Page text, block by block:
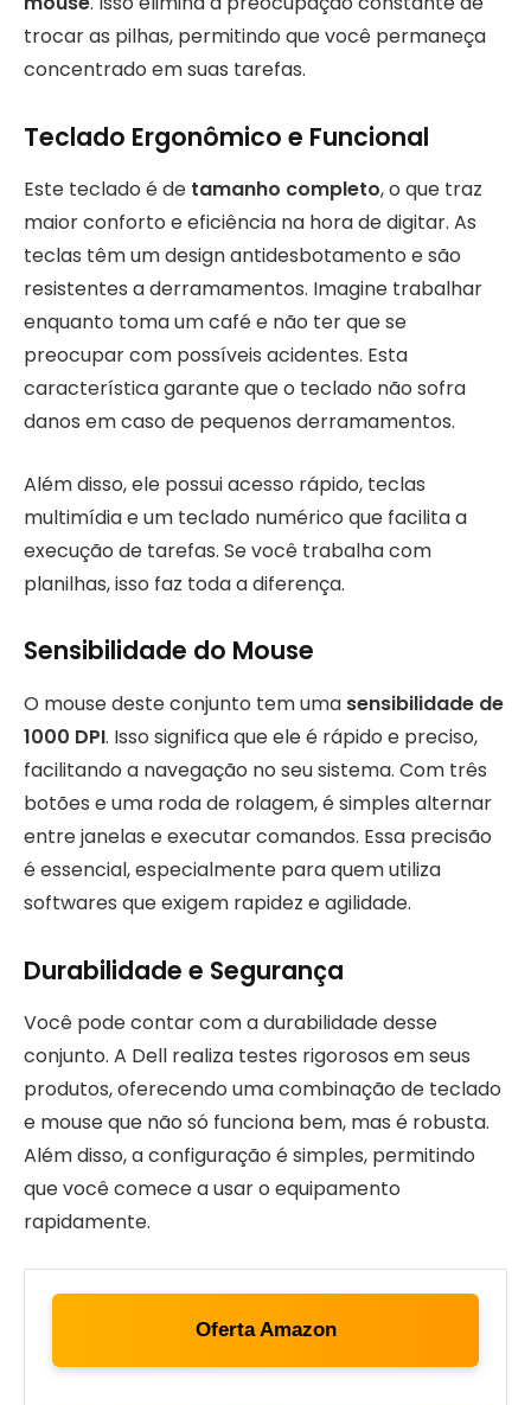
trocar as pilhas, permitindo que você permaneça
concentrado em suas tarefas.
Teclado Ergonômico e Funcional
Este teclado é de tamanho completo, o que traz
maior conforto e eficiência na hora de digitar. As
teclas têm um design antidesbotamento e são
resistentes a derramamentos. Imagine trabalhar
enquanto toma um café e não ter que se
preocupar com possíveis acidentes. Esta
característica garante que o teclado não sofra
danos em caso de pequenos derramamentos.
Além disso, ele possui acesso rápido, teclas
multimídia e um teclado numérico que facilita a
execução de tarefas. Se você trabalha com
planilhas, isso faz toda a diferença.
Sensibilidade do Mouse
O mouse deste conjunto tem uma sensibilidade de
1000 DPI. Isso significa que ele é rápido e preciso,
facilitando a navegação no seu sistema. Com três
botões e uma roda de rolagem, é simples alternar
entre janelas e executar comandos. Essa precisão
é essencial, especialmente para quem utiliza
softwares que exigem rapidez e agilidade.
Durabilidade e Segurança
Você pode contar com a durabilidade desse
conjunto. A Dell realiza testes rigorosos em seus
produtos, oferecendo uma combinação de teclado
e mouse que não só funciona bem, mas é robusta.
Além disso, a configuração é simples, permitindo
que você comece a usar o equipamento
rapidamente.
Oferta Amazon